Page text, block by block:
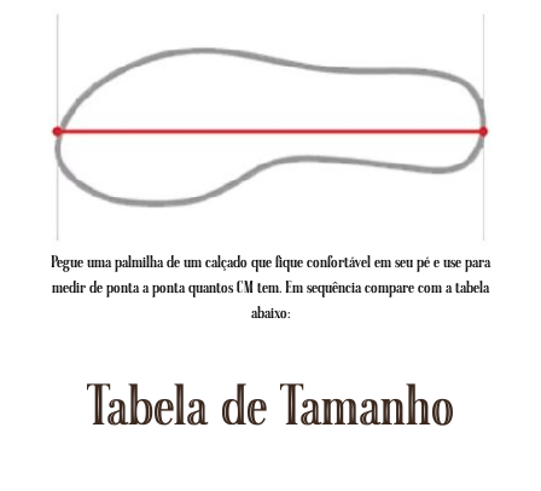
Pegue uma palmilha de um calçado que fique confortável em seu pé e use para
medir de ponta a ponta quantos CM tem. Em sequência compare com a tabela
abaixo:
Tabela de Tamanho